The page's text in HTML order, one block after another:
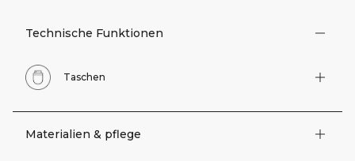
Technische Funktionen
Taschen
Materialien & pflege